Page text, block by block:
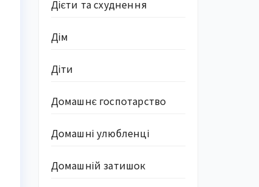
Дієти та схуднення
Дім
Діти
Домашнє госпотарство
Домашні улюбленці
Домашній затишок